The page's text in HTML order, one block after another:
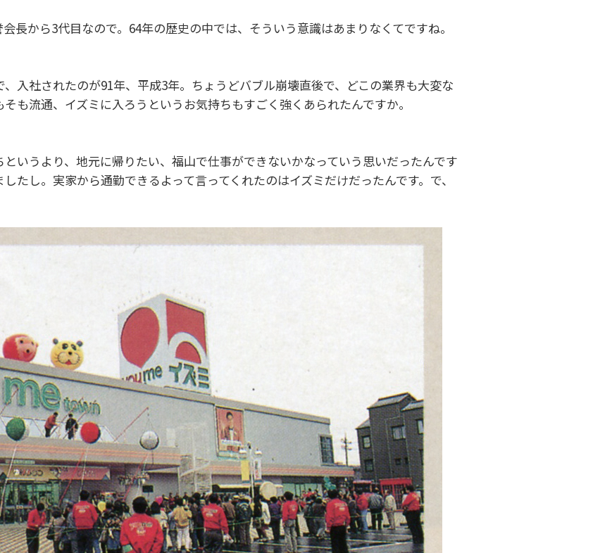
長から3代目なので。64年の歴史の中では、そういう意識はあまりなくてですね。
入社されたのが91年、平成3年。ちょうどバブル崩壊直後で、どこの業界も大変な
も流通、イズミに入ろうというお気持ちもすごく強くあられたんですか。
いうより、地元に帰りたい、福山で仕事ができないかなっていう思いだったんです
たし。実家から通勤できるよって言ってくれたのはイズミだけだったんです。で、